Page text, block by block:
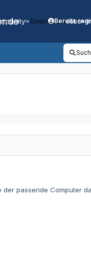
DownloadsJobs
Bereits
passende Computer